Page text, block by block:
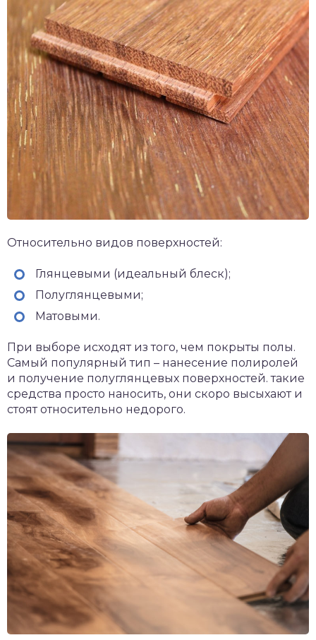
Относительно видов поверхностей:
Глянцевыми (идеальный блеск);
Полуглянцевыми;
Матовыми.
При выборе исходят из того, чем покрыты полы.
Самый популярный тип – нанесение полиролей
и получение полуглянцевых поверхностей. такие
средства просто наносить, они скоро высыхают и
стоят относительно недорого.